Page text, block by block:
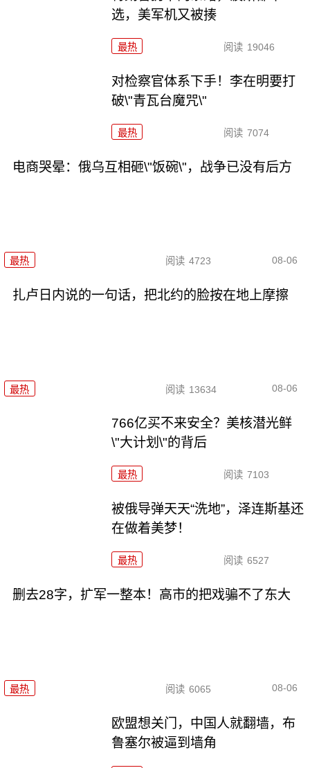
选，美军机又被揍
最热 阅读 19046
对检察官体系下手！李在明要打
破\"青瓦台魔咒\"
最热 阅读 7074
电商哭晕：俄乌互相砸\"饭碗\"，战争已没有后方
最热 阅读 4723 08-06
扎卢日内说的一句话，把北约的脸按在地上摩擦
最热 阅读 13634 08-06
766亿买不来安全？美核潜光鲜
\"大计划\"的背后
最热 阅读 7103
被俄导弹天天“洗地”，泽连斯基还
在做着美梦！
最热 阅读 6527
删去28字，扩军一整本！高市的把戏骗不了东大
最热 阅读 6065 08-06
欧盟想关门，中国人就翻墙，布
鲁塞尔被逼到墙角